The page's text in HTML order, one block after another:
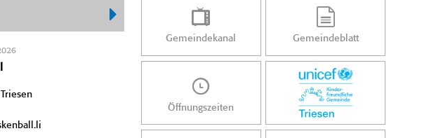
Gemeindekanal Gemeindeblatt
Öffnungszeiten